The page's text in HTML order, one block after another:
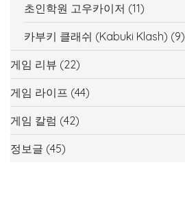
초인학원 고우카이저 (11)
카부키 클래쉬 (Kabuki Klash) (9)
게임 리뷰 (22)
게임 라이프 (44)
게임 칼럼 (42)
정보글 (45)